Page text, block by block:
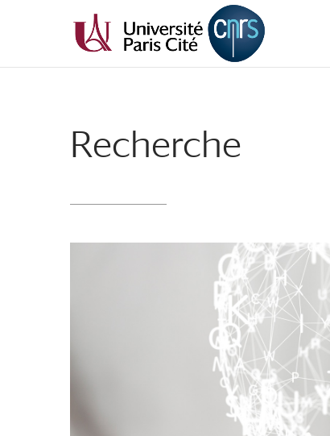
Recherche